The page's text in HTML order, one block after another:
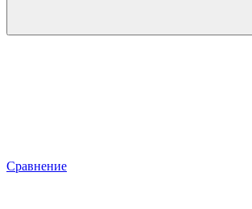
Сравнение